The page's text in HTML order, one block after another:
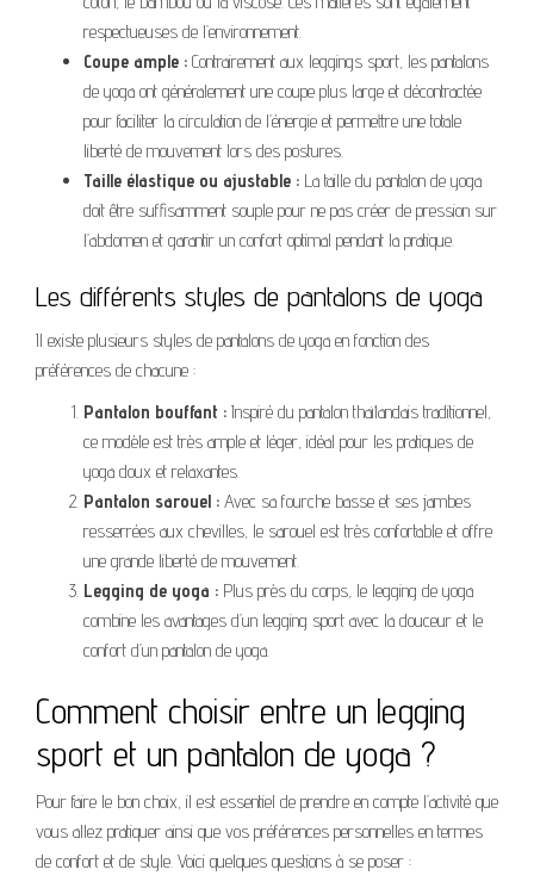
respectueuses de l’environnement.
Coupe ample : Contrairement aux leggings sport, les pantalons
de yoga ont généralement une coupe plus large et décontractée
pour faciliter la circulation de l’énergie et permettre une totale
liberté de mouvement lors des postures.
Taille élastique ou ajustable : La taille du pantalon de yoga
doit être suffisamment souple pour ne pas créer de pression sur
l’abdomen et garantir un confort optimal pendant la pratique.
Les différents styles de pantalons de yoga
Il existe plusieurs styles de pantalons de yoga en fonction des
préférences de chacune :
Pantalon bouffant : Inspiré du pantalon thaïlandais traditionnel,
ce modèle est très ample et léger, idéal pour les pratiques de
yoga doux et relaxantes.
Pantalon sarouel : Avec sa fourche basse et ses jambes
resserrées aux chevilles, le sarouel est très confortable et offre
une grande liberté de mouvement.
Legging de yoga : Plus près du corps, le legging de yoga
combine les avantages d’un legging sport avec la douceur et le
confort d’un pantalon de yoga.
Comment choisir entre un legging
sport et un pantalon de yoga ?
Pour faire le bon choix, il est essentiel de prendre en compte l’activité que
vous allez pratiquer ainsi que vos préférences personnelles en termes
de confort et de style. Voici quelques questions à se poser :